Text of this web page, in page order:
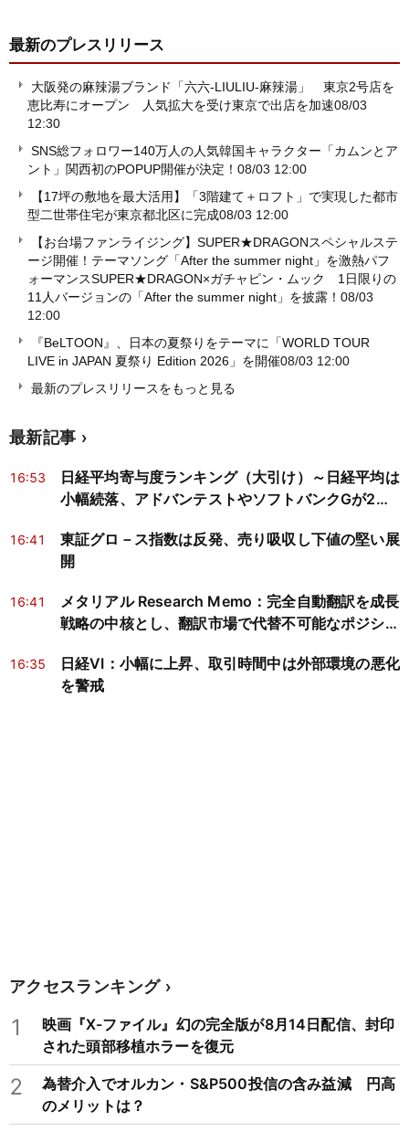
最新のプレスリリース
大阪発の麻辣湯ブランド「六六-LIULIU-麻辣湯」 東京2号店を
恵比寿にオープン 人気拡大を受け東京で出店を加速08/03
12:30
SNS総フォロワー140万人の人気韓国キャラクター「カムンとア
ント」関西初のPOPUP開催が決定！ 08/03 12:00
【17坪の敷地を最大活用】「3階建て＋ロフト」で実現した都市
型二世帯住宅が東京都北区に完成08/03 12:00
【お台場ファンライジング】SUPER★DRAGONスペシャルステ
ージ開催！テーマソング「After the summer night」を激熱パフ
ォーマンスSUPER★DRAGON×ガチャピン・ムック 1日限りの
11人バージョンの「After the summer night」を披露！ 08/03
12:00
『BeLTOON』、日本の夏祭りをテーマに「WORLD TOUR
LIVE in JAPAN 夏祭り Edition 2026」を開催08/03 12:00
最新のプレスリリースをもっと見る
最新記事
16:53
日経平均寄与度ランキング（大引け）～日経平均は
小幅続落、アドバンテストやソフトバンクGが2銘
16:41
東証グロ－ス指数は反発、売り吸収し下値の堅い展
開
16:41
メタリアル Research Memo：完全自動翻訳を成長
戦略の中核とし、翻訳市場で代替不可能なポジショ
16:35
日経VI：小幅に上昇、取引時間中は外部環境の悪化
を警戒
アクセスランキング
1
映画『X-ファイル』幻の完全版が8月14日配信、封印
された頭部移植ホラーを復元
2
為替介入でオルカン・S&P500投信の含み益減 円高
のメリットは？